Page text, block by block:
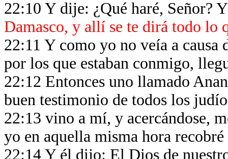
22:10 Y dije: ¿Qué haré, Señor?
Damasco, y allí se te dirá todo lo
22:11 Y como yo no veía a
por los que estaban conmigo,
22:12 Entonces uno llamado
buen testimonio de todos los
22:13 vino a mí, y acercándose,
yo en aquella misma hora
22:14 Y él dijo: El Dios de